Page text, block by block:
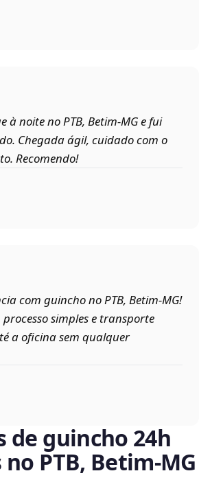
à noite no PTB, Betim‑MG e fui
Chegada ágil, cuidado com o
Recomendo!
com guincho no PTB, Betim‑MG!
simples e transporte
a oficina sem qualquer
de guincho 24h
PTB, Betim‑MG